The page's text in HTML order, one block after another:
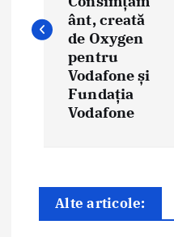
i
n
ânt, creată
de Oxygen
pentru
Vodafone și
Fundația
Vodafone
Alte articole: